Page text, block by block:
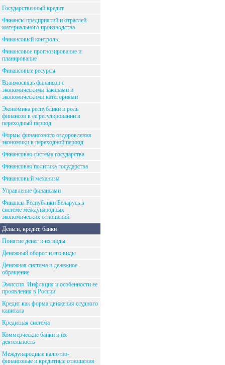
Государственный кредит
Финансы предприятий и отраслей
материального производства
Финансовый контроль
Финансовое прогнозирование и
планирование
Финансовые ресурсы
Взаимосвязь финансов с
экономическими законами и
экономическими категориями
Экономика республики и роль
финансов в ее регулировании в
переходный период
Формы финансового оздоровления
экономики в переходной период
Финансовая система государства
Финансовая политика государства
Финансовый механизм
Управление финансами
Финансы Республики Беларусь в
системе международных
экономических отношений
Деньги, кредит, банки
Понятие денег и их виды
Денежный оборот и его виды
Денежная система и денежное
обращение
Эмиссия. Инфляция и особенности ее
проявления в России
Кредит как форма движения ссудного
капитала
Кредитная система
Коммерческие банки и их
деятельность
Международные валютно-
финансовые и кредитные отношения